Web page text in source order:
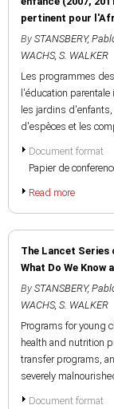
pertinent pour
By STANSBERY,
WACHS, S. WALKER
Les programmes
l'éducation
les jardins
d'espèces et les
Document format
Papier de
Read more
The Lancet Series
What Do We Know
By STANSBERY,
WACHS, S. WALKER
Programs for young
health and nutrition
transfer programs,
severely
Document format